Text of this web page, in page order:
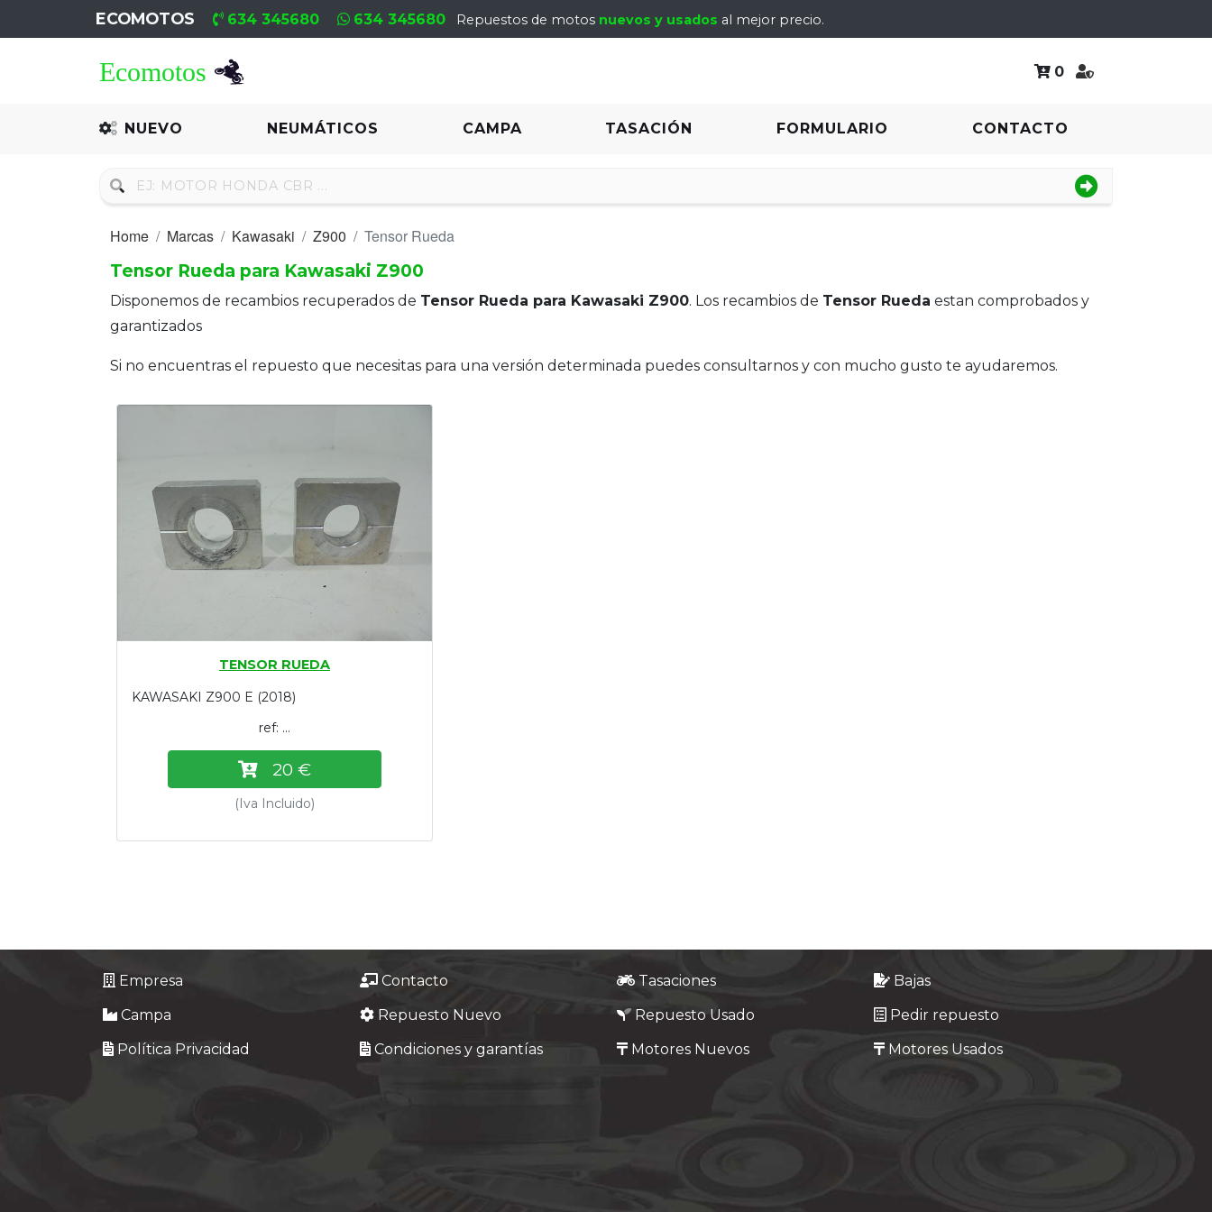
ECOMOTOS 634 345680 634 345680 Repuestos de motos nuevos y usados al mejor precio.
0
NUEVO NEUMÁTICOS CAMPA TASACIÓN FORMULARIO CONTACTO
Recambio
Neumáticos
Motores
Home Marcas Kawasaki Z900
Tensor Rueda
Tensor Rueda para Kawasaki Z900
Disponemos de recambios recuperados de Tensor Rueda para Kawasaki Z900. Los recambios de Tensor Rueda estan comprobados y
garantizados
Si no encuentras el repuesto que necesitas para una versión determinada puedes consultarnos y con mucho gusto te ayudaremos.
TENSOR RUEDA
KAWASAKI Z900 E (2018)
ref: ...
20 €
(Iva Incluido)
Empresa Contacto Tasaciones
Bajas
Campa
Repuesto Nuevo Repuesto Usado
Pedir repuesto
Política Privacidad
Condiciones y garantías Motores Nuevos Motores Usados